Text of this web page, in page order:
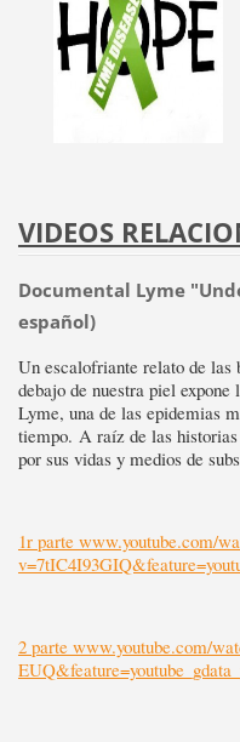
VIDEOS
Documental Lyme
español)
Un escalofriante relato de
debajo de nuestra piel
Lyme, una de las epidemias
tiempo. A raíz de las
por sus vidas y medios de
1r parte www.youtube.com/
2 parte www.youtube.com/